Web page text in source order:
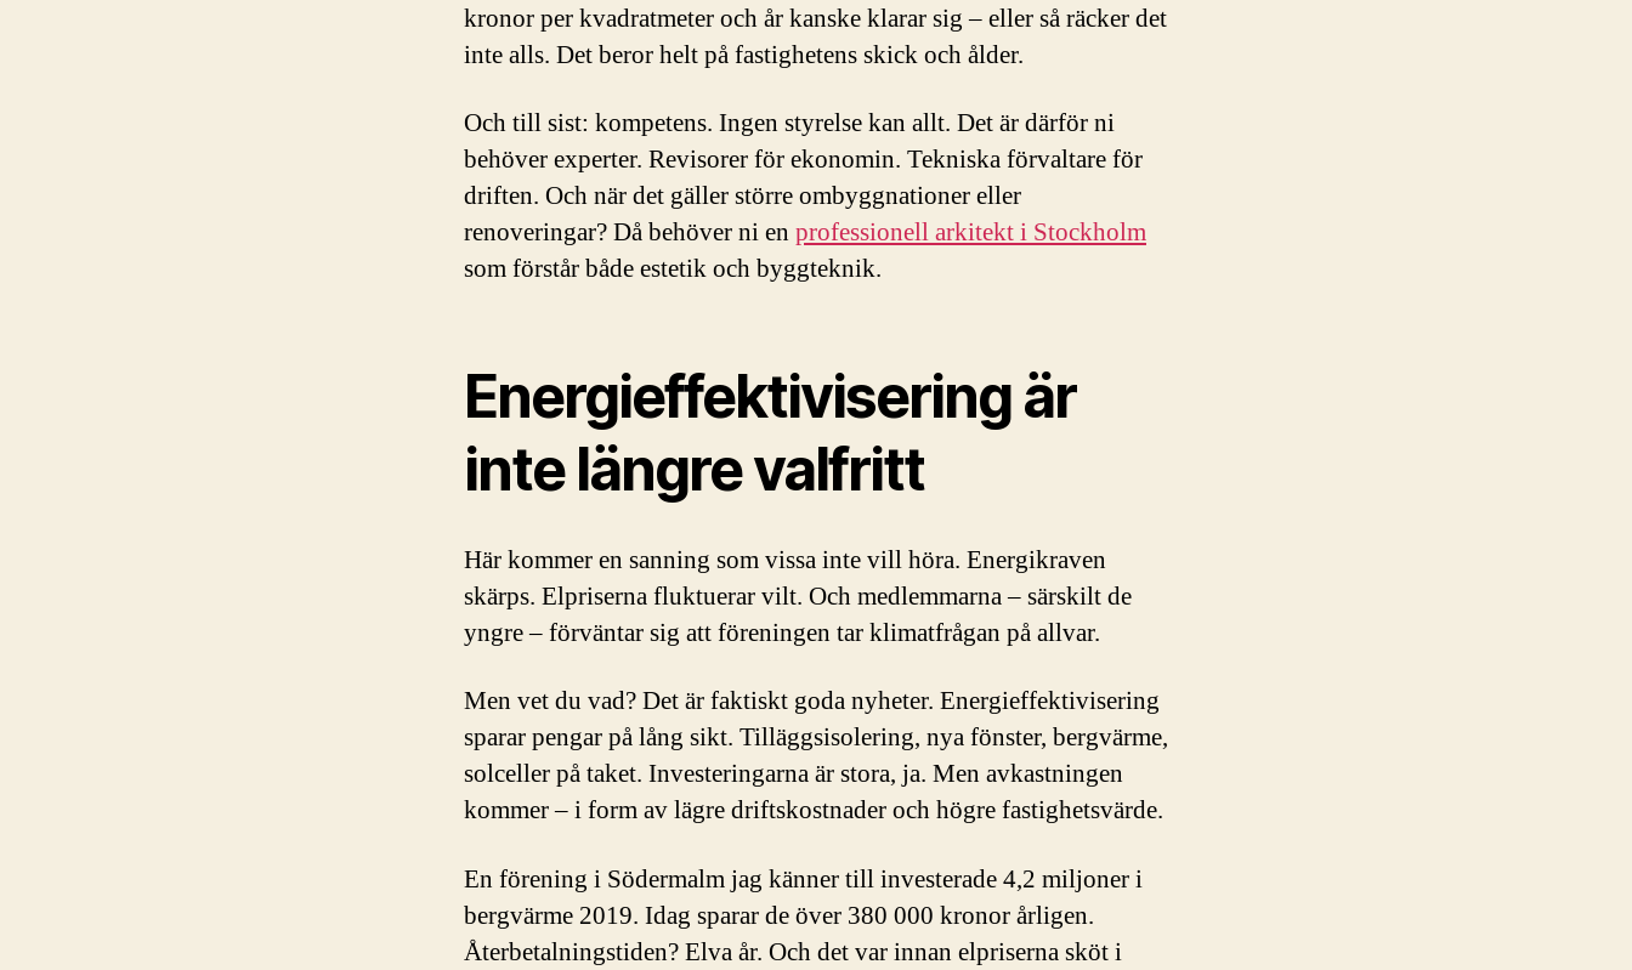
kronor per kvadratmeter och år kanske klarar sig – eller så räcker det
inte alls. Det beror helt på fastighetens skick och ålder.
Och till sist: kompetens. Ingen styrelse kan allt. Det är därför ni
behöver experter. Revisorer för ekonomin. Tekniska förvaltare för
driften. Och när det gäller större ombyggnationer eller
renoveringar? Då behöver ni en professionell arkitekt i Stockholm
som förstår både estetik och byggteknik.
Energieffektivisering är
inte längre valfritt
Här kommer en sanning som vissa inte vill höra. Energikraven
skärps. Elpriserna fluktuerar vilt. Och medlemmarna – särskilt de
yngre – förväntar sig att föreningen tar klimatfrågan på allvar.
Men vet du vad? Det är faktiskt goda nyheter. Energieffektivisering
sparar pengar på lång sikt. Tilläggsisolering, nya fönster, bergvärme,
solceller på taket. Investeringarna är stora, ja. Men avkastningen
kommer – i form av lägre driftskostnader och högre fastighetsvärde.
En förening i Södermalm jag känner till investerade 4,2 miljoner i
bergvärme 2019. Idag sparar de över 380 000 kronor årligen.
Återbetalningstiden? Elva år. Och det var innan elpriserna sköt i